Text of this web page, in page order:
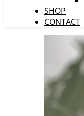
SHOP
CONTACT